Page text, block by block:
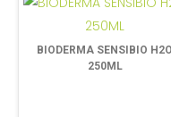
BIODERMA SENSIBIO H2O
250ML